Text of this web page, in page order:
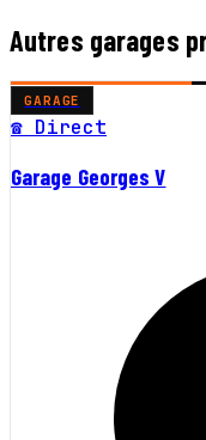
Autres garages
GARAGE
☎ Direct
Garage Georges V